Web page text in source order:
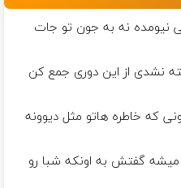
نیومده نه به جون تو جات
نشدی از این دوری جمع کن
که خاطره هاتو مثل دیوونه
گفتش به اونکه شبا رو